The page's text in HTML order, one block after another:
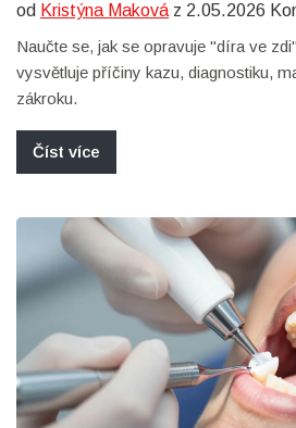
od Kristýna Maková z 2.05.2026
Naučte se, jak se opravuje "díra ve
vysvětluje příčiny kazu, diagnostiku,
zákroku.
Číst více